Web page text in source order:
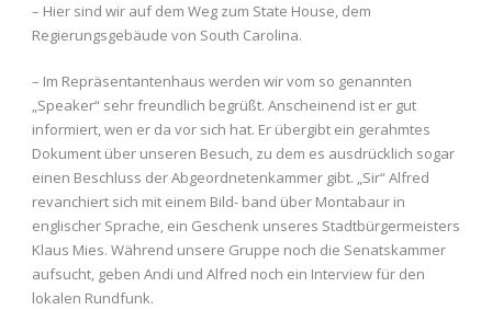
– Hier sind wir auf dem Weg zum State House, dem
Regierungsgebäude von South Carolina.
– Im Repräsentantenhaus werden wir vom so genannten
„Speaker“ sehr freundlich begrüßt. Anscheinend ist er gut
informiert, wen er da vor sich hat. Er übergibt ein gerahmtes
Dokument über unseren Besuch, zu dem es ausdrücklich sogar
einen Beschluss der Abgeordnetenkammer gibt. „Sir“ Alfred
revanchiert sich mit einem Bild- band über Montabaur in
englischer Sprache, ein Geschenk unseres Stadtbürgermeisters
Klaus Mies. Während unsere Gruppe noch die Senatskammer
aufsucht, geben Andi und Alfred noch ein Interview für den
lokalen Rundfunk.